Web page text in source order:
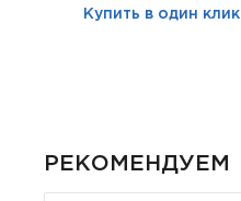
Купить в один клик
РЕКОМЕНДУЕМ